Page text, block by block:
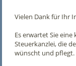
Vielen Dank für Ihr
Es erwartet Sie
Steuerkanzlei, die
wünscht und pflegt.